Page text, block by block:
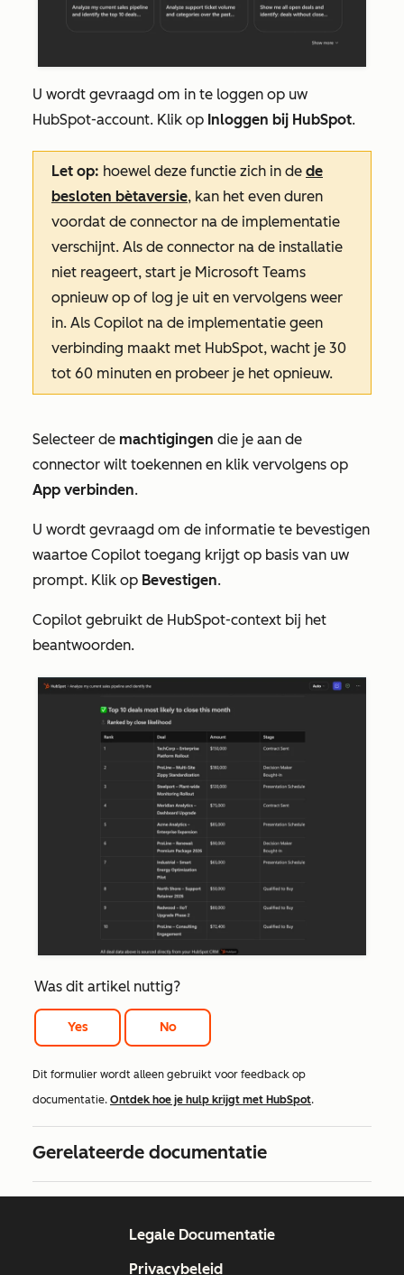
U wordt gevraagd om in te loggen op uw
HubSpot-account. Klik op Inloggen bij HubSpot.
Let op: hoewel deze functie zich in de de
besloten bètaversie, kan het even duren
voordat de connector na de implementatie
verschijnt. Als de connector na de installatie
niet reageert, start je Microsoft Teams
opnieuw op of log je uit en vervolgens weer
in. Als Copilot na de implementatie geen
verbinding maakt met HubSpot, wacht je 30
tot 60 minuten en probeer je het opnieuw.
Selecteer de machtigingen die je aan de
connector wilt toekennen en klik vervolgens op
App verbinden.
U wordt gevraagd om de informatie te bevestigen
waartoe Copilot toegang krijgt op basis van uw
prompt. Klik op Bevestigen.
Copilot gebruikt de HubSpot-context bij het
beantwoorden.
Was dit artikel nuttig?
Yes No
Dit formulier wordt alleen gebruikt voor feedback op
documentatie. Ontdek hoe je hulp krijgt met HubSpot.
Gerelateerde documentatie
Legale Documentatie
Privacybeleid